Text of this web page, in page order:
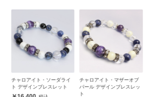
チャロアイト・マザーオブ
パール デザインブレスレッ
ト
アメジスト・ソーダライト
デザインブレスレット